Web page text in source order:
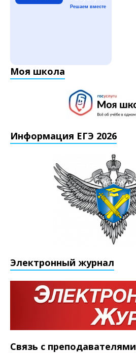
Решаем вместе
Моя школа
Информация ЕГЭ 2026
Электронный журнал
Связь с преподавателями